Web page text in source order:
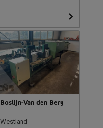
Boslijn-Van den Berg
Westland